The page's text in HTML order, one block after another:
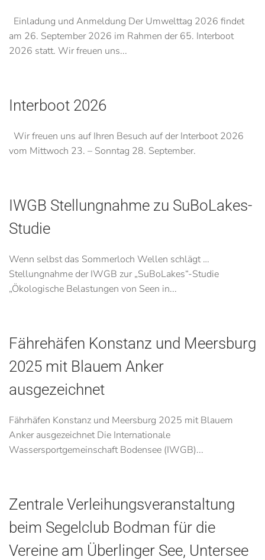
Einladung und Anmeldung Der Umwelttag 2026 findet
am 26. September 2026 im Rahmen der 65. Interboot
2026 statt. Wir freuen uns...
Interboot 2026
Wir freuen uns auf Ihren Besuch auf der Interboot 2026
vom Mittwoch 23. – Sonntag 28. September.
IWGB Stellungnahme zu SuBoLakes-
Studie
Wenn selbst das Sommerloch Wellen schlägt …
Stellungnahme der IWGB zur „SuBoLakes“-Studie
„Ökologische Belastungen von Seen in...
Fährehäfen Konstanz und Meersburg
2025 mit Blauem Anker
ausgezeichnet
Fährhäfen Konstanz und Meersburg 2025 mit Blauem
Anker ausgezeichnet Die Internationale
Wassersportgemeinschaft Bodensee (IWGB)...
Zentrale Verleihungsveranstaltung
beim Segelclub Bodman für die
Vereine am Überlinger See, Untersee